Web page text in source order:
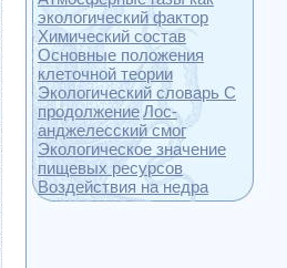
экологический фактор
Химический состав
Основные положения
клеточной теории
Экологический словарь С
продолжениеЛос-
анджелесский смог
Экологическое значение
пищевых ресурсов
Воздействия на недра